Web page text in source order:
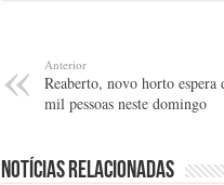
Anterior
Reaberto, novo horto espera
mil pessoas neste domingo
Notícias relacionadas